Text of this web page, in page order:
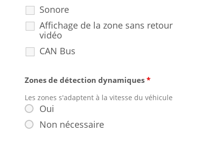
Sonore
Affichage de la zone sans retour
vidéo
CAN Bus
Zones de détection dynamiques *
Oui
Non nécessaire
Les zones s'adaptent à la vitesse du véhicule